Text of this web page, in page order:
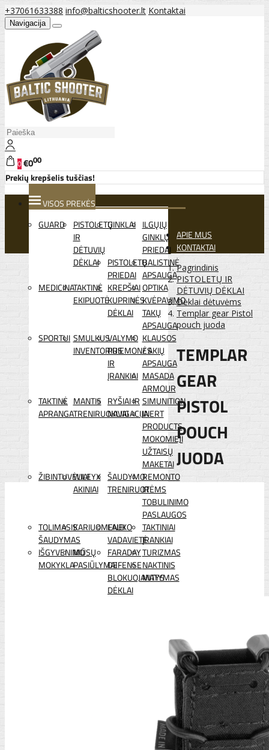
+37061633388 info@balticshooter.lt Kontaktai
Navigacija
0€000
Prekių krepšelis tuščias!
VISOS PREKĖS
GUARD
PISTOLETŲ
IR
DĖTUVIŲ
DĖKLAI
GINKLAI ILGŲJŲ
GINKLŲ
PRIEDAI
PISTOLETŲ
PRIEDAI
BALISTINĖ
APSAUGA
MEDICINATAKTINĖ
EKIPUOTĖ
KREPŠIAI
KUPRINĖS
DĖKLAI
OPTIKA
KVĖPAVIMO
TAKŲ
APSAUGA
SPORTUI SMULKUS
INVENTORIUS
VALYMO
PRIEMONĖS
IR
ĮRANKIAI
KLAUSOS
/ AKIŲ
APSAUGA
MASADA
ARMOUR
TAKTINĖ
APRANGA
MANTIS
TRENIRUOKLIAI
RYŠIAI IR
NAVIGACIJA
SIMUNITION
INERT
PRODUCTS
MOKOMIEJI
UŽTAISŲ
MAKETAI
ŽIBINTUVĖLIAI
WILEYX
AKINIAI
ŠAUDYMO
TRENIRUOTĖMS
REMONTO
IR
TOBULINIMO
PASLAUGOS
TOLIMASIS
ŠAUDYMAS
KARIUOMENEI
LAUKO
VADAVIETĖ
TAKTINIAI
ĮRANKIAI
IŠGYVENIMO
MOKYKLA
MŪSŲ
PASIŪLYMAI
FARADAY
DEFENSE
BLOKUOJANTYS
DĖKLAI
TURIZMAS
NAKTINIS
MATYMAS
APIE MUS
KONTAKTAI
Pagrindinis
PISTOLETŲ IR
DĖTUVIŲ DĖKLAI
Dėklai dėtuvėms
Templar gear Pistol
pouch juoda
TEMPLAR
GEAR
PISTOL
POUCH
JUODA